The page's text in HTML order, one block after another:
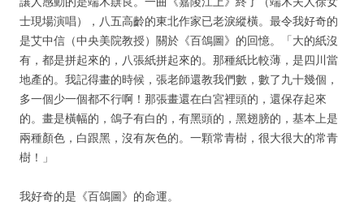
士現場演唱），八五高齡的東北作家已老淚縱橫。最令我好奇的
是艾中信（中央美院教授）關於《百鴿圖》的回憶。「大的紙沒
有，都是拼起來的，八張紙拼起來的。那種紙比較薄，是四川當
地產的。我記得畫的時候，張老師還教我們數，數了九十幾個，
多一個少一個都不行啊！那張畫還在白宮裡頭的，還保存起來
的。畫是橫幅的，鴿子有白的，有黑頭的，黑翅膀的，基本上是
兩種顏色，白跟黑，沒有灰色的。一顆常青樹，很大很大的常青
樹！」
我好奇的是《百鴿圖》的命運。